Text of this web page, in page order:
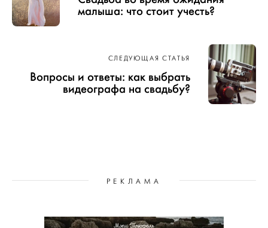
малыша: что стоит учесть?
СЛЕДУЮЩАЯ СТАТЬЯ
Вопросы и ответы: как выбрать
видеографа на свадьбу?
РЕКЛАМА